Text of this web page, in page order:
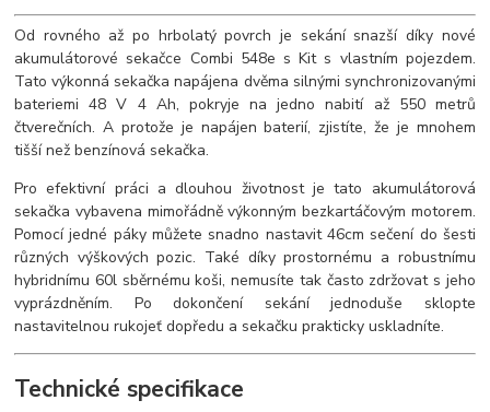
Od rovného až po hrbolatý povrch je sekání snazší díky nové
akumulátorové sekačce Combi 548e s Kit s vlastním pojezdem.
Tato výkonná sekačka napájena dvěma silnými synchronizovanými
bateriemi 48 V 4 Ah, pokryje na jedno nabití až 550 metrů
čtverečních. A protože je napájen baterií, zjistíte, že je mnohem
tišší než benzínová sekačka.
Pro efektivní práci a dlouhou životnost je tato akumulátorová
sekačka vybavena mimořádně výkonným bezkartáčovým motorem.
Pomocí jedné páky můžete snadno nastavit 46cm sečení do šesti
různých výškových pozic. Také díky prostornému a robustnímu
hybridnímu 60l sběrnému koši, nemusíte tak často zdržovat s jeho
vyprázdněním. Po dokončení sekání jednoduše sklopte
nastavitelnou rukojeť dopředu a sekačku prakticky uskladníte.
Technické specifikace